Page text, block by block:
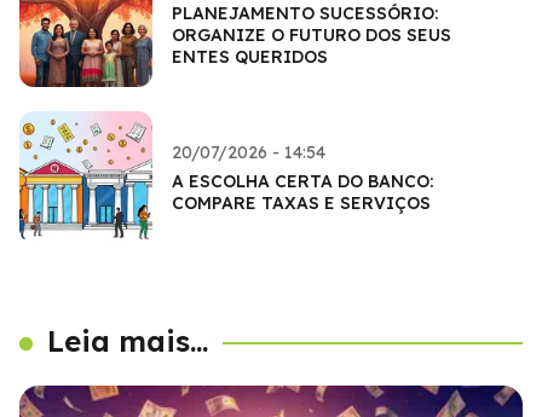
PLANEJAMENTO SUCESSÓRIO:
ORGANIZE O FUTURO DOS SEUS
ENTES QUERIDOS
20/07/2026 - 14:54
A ESCOLHA CERTA DO BANCO:
COMPARE TAXAS E SERVIÇOS
Leia mais...